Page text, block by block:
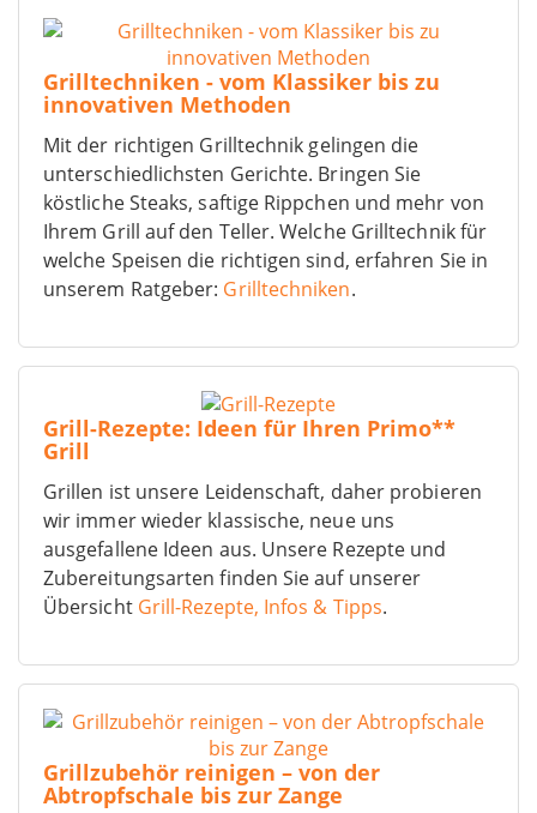
Grilltechniken - vom Klassiker bis zu
innovativen Methoden
Mit der richtigen Grilltechnik gelingen die
unterschiedlichsten Gerichte. Bringen Sie
köstliche Steaks, saftige Rippchen und mehr von
Ihrem Grill auf den Teller. Welche Grilltechnik für
welche Speisen die richtigen sind, erfahren Sie in
unserem Ratgeber: Grilltechniken.
Grill-Rezepte: Ideen für Ihren Primo**
Grill
Grillen ist unsere Leidenschaft, daher probieren
wir immer wieder klassische, neue uns
ausgefallene Ideen aus. Unsere Rezepte und
Zubereitungsarten finden Sie auf unserer
Übersicht Grill-Rezepte, Infos & Tipps.
Grillzubehör reinigen – von der
Abtropfschale bis zur Zange